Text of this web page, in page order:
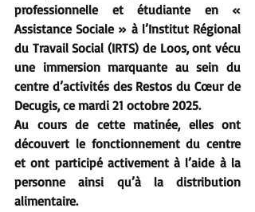
professionnelle et étudiante en «
Assistance Sociale » à l’Institut Régional
du Travail Social (IRTS) de Loos, ont vécu
une immersion marquante au sein du
centre d’activités des Restos du Cœur de
Decugis, ce mardi 21 octobre 2025.
Au cours de cette matinée, elles ont
découvert le fonctionnement du centre
et ont participé activement à l’aide à la
personne ainsi qu’à la distribution
alimentaire.